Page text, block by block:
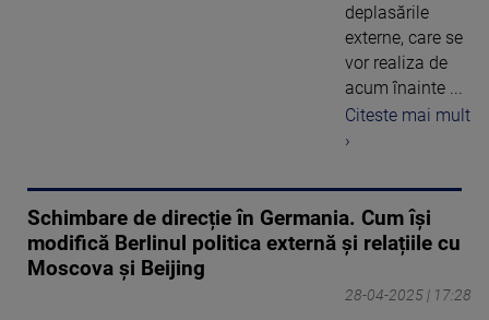
deplasările
externe, care se
vor realiza de
acum înainte ...
Citeste mai mult
›
Schimbare de direcție în Germania. Cum își
modifică Berlinul politica externă și relațiile cu
Moscova și Beijing
28-04-2025 | 17:28